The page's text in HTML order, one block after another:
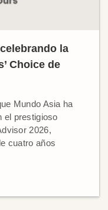
la
Choice de
Mundo Asia ha
el prestigioso
2026,
cuatro años